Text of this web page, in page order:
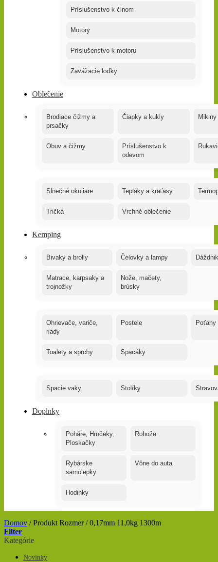
Príslušenstvo k člnom
Motory
Príslušenstvo k motoru
Zavážacie loďky
Oblečenie
Brodiace čižmy a
prsačky
Čiapky a kukly Mikiny
Obuv a čižmy
Príslušenstvo k
odevom
Slnečné okuliare Tepláky a kraťasy
Tričká Vrchné oblečenie
Kemping
Bivaky a brolly Čelovky a lampy
Matrace, karpsaky a
trojnožky
Nože, mačety,
brúsky
Ohrievače, variče,
riady
Postele Poťahy
Toalety a sprchy Spacáky
Spacie vaky Stolíky
Doplnky
Poháre, Hrnčeky,
Ploskačky
Rohože
Rybárske
samolepky
Vône do auta
Hodinky
Domov /Produkt Rozmer/0,17mm 11,0kg 1300m
Filter
Kategórie
Novinky